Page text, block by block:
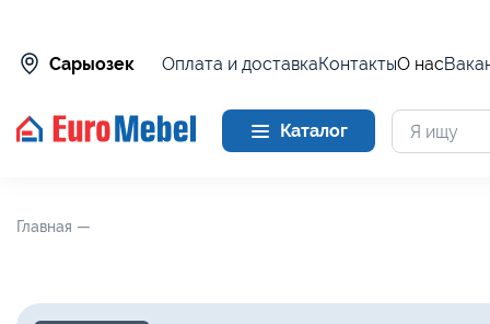
Сарыозек Оплата и доставкаКонтактыО нас
Каталог
Главная —